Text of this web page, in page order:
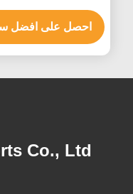
Roll بالحجم الكامل
احصل على افضل
Co., Ltd.